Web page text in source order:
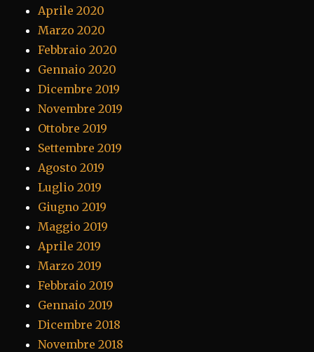
Aprile 2020
Marzo 2020
Febbraio 2020
Gennaio 2020
Dicembre 2019
Novembre 2019
Ottobre 2019
Settembre 2019
Agosto 2019
Luglio 2019
Giugno 2019
Maggio 2019
Aprile 2019
Marzo 2019
Febbraio 2019
Gennaio 2019
Dicembre 2018
Novembre 2018